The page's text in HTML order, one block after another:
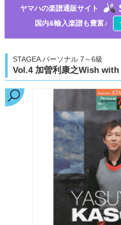
ヤマハの楽譜通販サイト
国内&輸入楽譜も豊富♪
STAGEA パーソナル 7～6級
Vol.4 加曽利康之Wish